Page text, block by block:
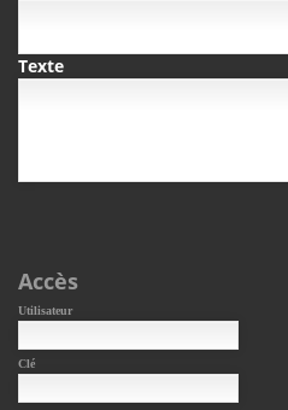
Texte
Accès
Utilisateur
Clé